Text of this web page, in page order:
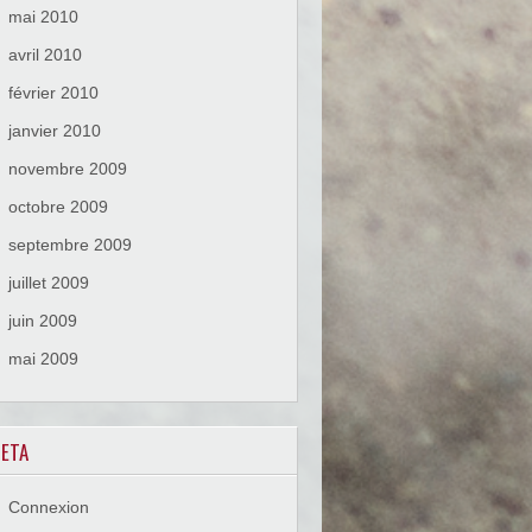
mai 2010
avril 2010
février 2010
janvier 2010
novembre 2009
octobre 2009
septembre 2009
juillet 2009
juin 2009
mai 2009
Connexion